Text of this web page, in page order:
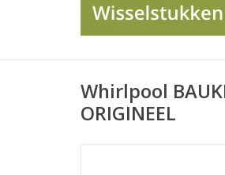
Whirlpool
ORIGINEEL